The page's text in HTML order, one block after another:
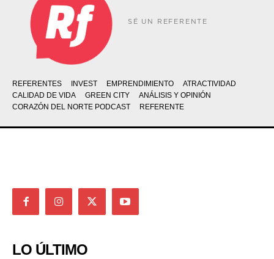
SÉ UN REFERENTE
REFERENTES INVEST EMPRENDIMIENTO
ATRACTIVIDAD
CALIDAD DE VIDA
GREEN CITY
ANÁLISIS Y OPINIÓN
CORAZÓN DEL NORTE PODCAST
REFERENTE
LO ÚLTIMO